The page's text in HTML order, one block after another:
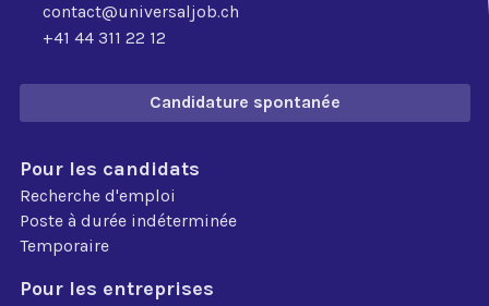
contact@universaljob.ch
+41 44 311 22 12
Candidature spontanée
Pour les candidats
Recherche d'emploi
Poste à durée indéterminée
Temporaire
Pour les entreprises